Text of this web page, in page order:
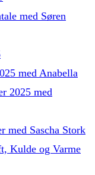
med Søren
med Anabella
2025 med
med Sascha Stork
Kulde og Varme